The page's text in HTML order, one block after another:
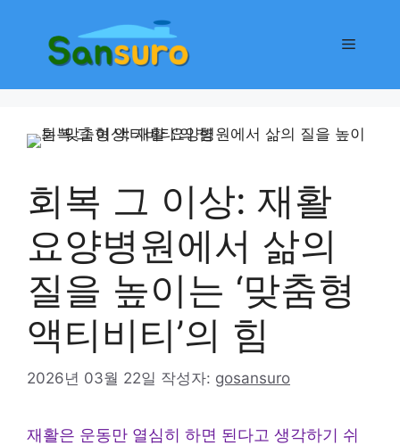
메
회복 그 이상: 재활
요양병원에서 삶의
질을 높이는 ‘맞춤형
액티비티’의 힘
2026년 03월 22일 작성자: gosansuro
재활은 운동만 열심히 하면 된다고 생각하기 쉬